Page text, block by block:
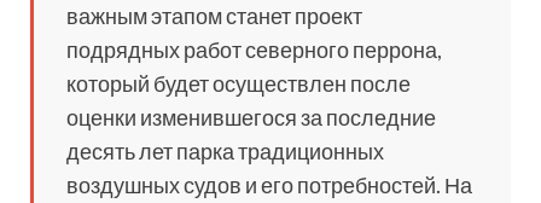
важным этапом станет проект
подрядных работ северного перрона,
который будет осуществлен после
оценки изменившегося за последние
десять лет парка традиционных
воздушных судов и его потребностей. На